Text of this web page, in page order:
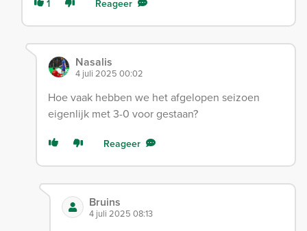
1 Reageer
Nasalis
4 juli 2025 00:02
Hoe vaak hebben we het afgelopen seizoen
eigenlijk met 3-0 voor gestaan?
Reageer
Bruins
4 juli 2025 08:13